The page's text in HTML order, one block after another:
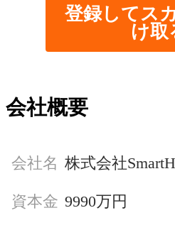
登録してス
け取
会社概要
会社名 株式会社
資本金 9990万円